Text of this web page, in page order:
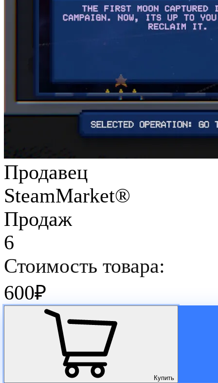
Продавец
SteamMarket®
Продаж
6
Стоимость товара:
600₽
Купить